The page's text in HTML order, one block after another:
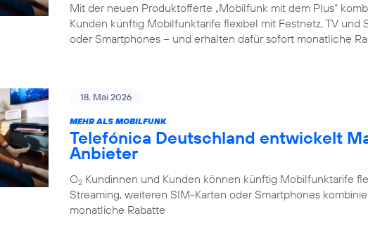
Mit der neuen Produktofferte „Mobilfunk mit dem Plus“
Kunden künftig Mobilfunktarife flexibel mit Festnetz, TV und
oder Smartphones – und erhalten dafür sofort monatliche
18. Mai 2026
MEHR ALS MOBILFUNK
Telefónica Deutschland entwickelt
Anbieter
O2 Kundinnen und Kunden können künftig Mobilfunktarife
Streaming, weiteren SIM-Karten oder Smartphones
monatliche Rabatte